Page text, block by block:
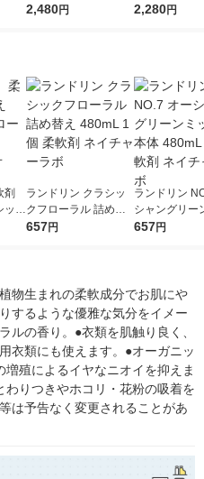
香り 詰め替え 超特大
2,480円
ィーの香り 詰
2,280円
剤
ク
9
ランドリン クラシッ
クフローラル 詰め替
え 480mL 1個 柔軟剤
657円
ランドリン
シャングリー
ス 本体
657円
物生まれの柔軟成分でお肌にや
するような優雅な気分をイメー
ルの香り。●衣類を肌触り良く、
衣類にも使えます。●オーガニッ
殖によるイヤなニオイを抑えま
りつきやホコリ・花粉の吸着を
は予告なく変更されることがあ